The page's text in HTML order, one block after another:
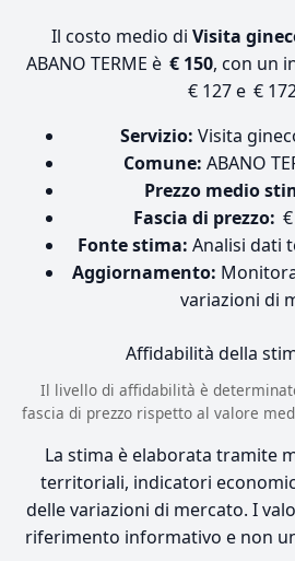
Il costo medio di Visita
ABANO TERME è € 150, con un
€ 127 e €
Servizio: Visita
Comune: ABANO
Prezzo medio
Fascia di prezzo:
Fonte stima: Analisi dati
Aggiornamento:
variazioni di
Affidabilità della
Il livello di affidabilità è
fascia di prezzo rispetto al valore
La stima è elaborata tramite
territoriali, indicatori
delle variazioni di mercato. I
riferimento informativo e non